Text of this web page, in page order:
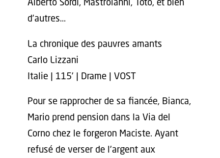
Alberto Sordi, Mastroianni, Toto, et bien
d'autres...
La chronique des pauvres amants
Carlo Lizzani
Italie | 115' | Drame | VOST
Pour se rapprocher de sa fiancée, Bianca,
Mario prend pension dans la Via del
Corno chez le forgeron Maciste. Ayant
refusé de verser de l'argent aux